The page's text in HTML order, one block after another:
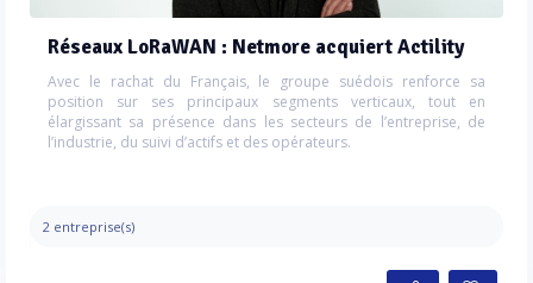
Réseaux LoRaWAN : Netmore acquiert Actility
Avec le rachat du Français, le groupe suédois renforce sa
position sur ses principaux segments verticaux, tout en
élargissant sa présence dans les secteurs de l’entreprise, de
l’industrie, du suivi d’actifs et des opérateurs.
2 entreprise(s)